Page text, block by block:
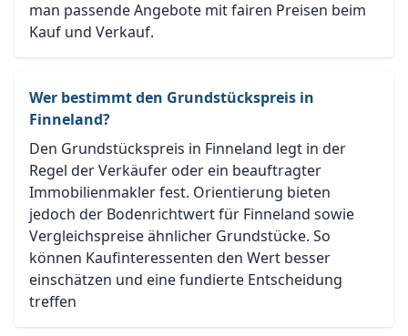
man passende Angebote mit fairen Preisen beim
Kauf und Verkauf.
Wer bestimmt den Grundstückspreis in
Finneland?
Den Grundstückspreis in Finneland legt in der
Regel der Verkäufer oder ein beauftragter
Immobilienmakler fest. Orientierung bieten
jedoch der Bodenrichtwert für Finneland sowie
Vergleichspreise ähnlicher Grundstücke. So
können Kaufinteressenten den Wert besser
einschätzen und eine fundierte Entscheidung
treffen